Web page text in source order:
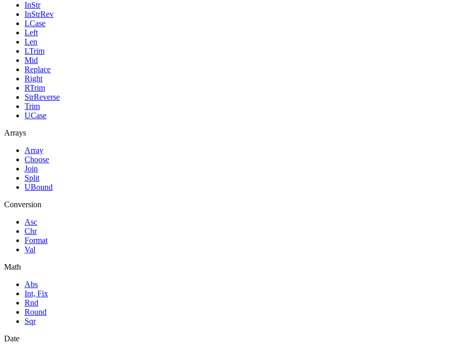
InStr
InStrRev
LCase
Left
Len
LTrim
Mid
Replace
Right
RTrim
StrReverse
Trim
UCase
Arrays
Array
Choose
Join
Split
UBound
Conversion
Asc
Chr
Format
Val
Math
Abs
Int, Fix
Rnd
Round
Sqr
Date